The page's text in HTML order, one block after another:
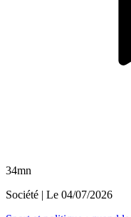
34mn
Société | Le 04/07/2026